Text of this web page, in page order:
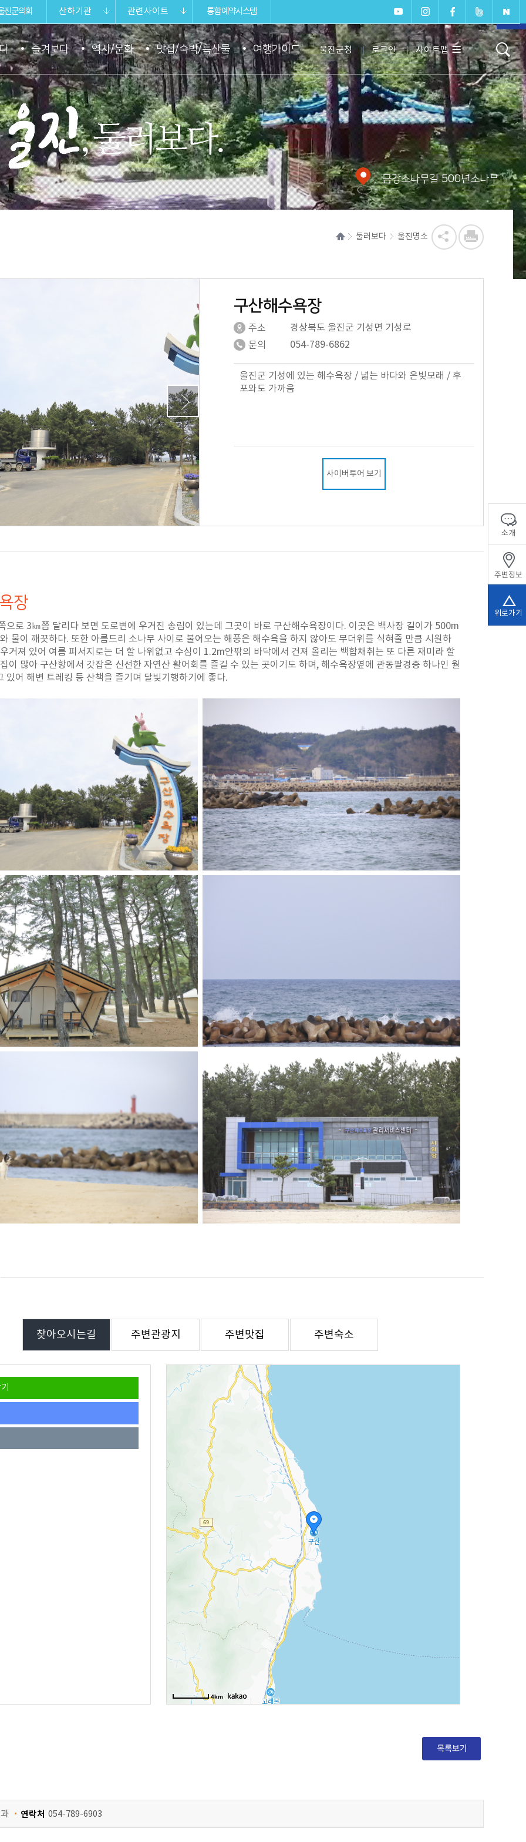
진군의회 산하기관 관련사이트 통합예약시스템
울진군청 로그인 사이트맵
즐겨보다 역사/문화 맛집/숙박/특산물 여행가이드
울진 둘러보다. 금강소나무길 500년소나무
둘러보다 울진명소
소개
주변정보
위로가기
구산해수욕장
주소
경상북도 울진군 기성면 기성로
문의
054-789-6862
울진군 기성에 있는 해수욕장 / 넓는 바다와 은빛모래 / 후
포와도 가까움
사이버투어 보기
장
으로 3㎞쯤 달리다 보면 도로변에 우거진 송림이 있는데 그곳이 바로 구산해수욕장이다. 이곳은 백사장 길이가 500m
물이 깨끗하다. 또한 아름드리 소나무 사이로 불어오는 해풍은 해수욕을 하지 않아도 무더위를 식혀줄 만큼 시원하
거져 있어 여름 피서지로는 더 할 나위없고 수심이 1.2m안팎의 바닥에서 건져 올리는 백합채취는 또 다른 재미라 할
이 많아 구산항에서 갓잡은 신선한 자연산 활어회를 즐길 수 있는 곳이기도 하며, 해수욕장옆에 관동팔경중 하나인 월
있어 해변 트레킹 등 산책을 즐기며 달빛기행하기에 좋다.
찾아오시는길 주변관광지 주변맛집 주변숙소
4km
연락처 054-789-6903
페이지
상단으
로 이동